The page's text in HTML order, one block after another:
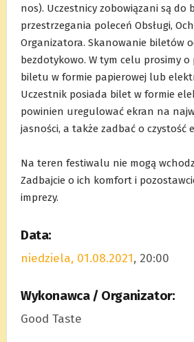
nos). Uczestnicy zobowiązani są do
przestrzegania poleceń Obsługi,
Organizatora. Skanowanie biletów
bezdotykowo. W tym celu prosimy
biletu w formie papierowej lub
Uczestnik posiada bilet w formie
powinien uregulować ekran na
jasności, a także zadbać o czystość
Na teren festiwalu nie mogą
Zadbajcie o ich komfort i
imprezy.
Data:
niedziela, 01.08.2021, 20:00
Wykonawca / Organizator:
Good Taste